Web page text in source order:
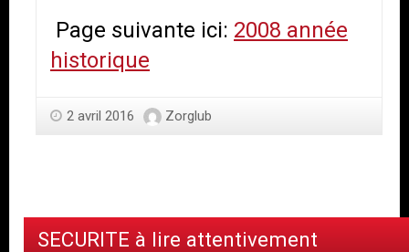
Page suivante ici: 2008 année
historique
2 avril 2016 Zorglub
SECURITE à lire attentivement